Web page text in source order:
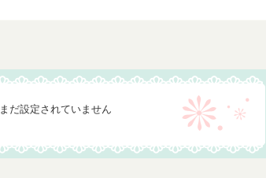
まだ設定されていません